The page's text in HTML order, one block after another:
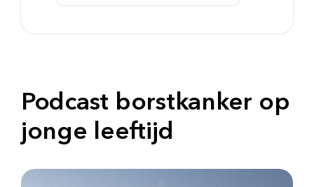
Podcast borstkanker op
jonge leeftijd